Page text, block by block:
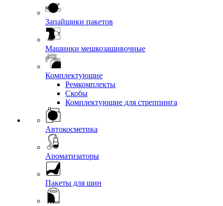
Запайщики пакетов
Машинки мешкозашивочные
Комплектующие
Ремкомплекты
Скобы
Комплектующие для стреппинга
Автокосметика
Ароматизаторы
Пакеты для шин